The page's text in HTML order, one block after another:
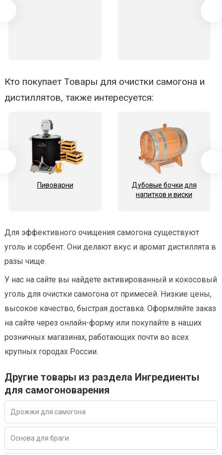
Кто покупает Товары для очистки самогона и
дистиллятов, также интересуется:
Пивоварни
Дубовые бочки для
напитков и виски
Для эффективного очищения самогона существуют
уголь и сорбент. Они делают вкус и аромат дистиллята в
разы чище.
У нас на сайте вы найдете активированный и кокосовый
уголь для очистки самогона от примесей. Низкие цены,
высокое качество, быстрая доставка. Оформляйте заказ
на сайте через онлайн-форму или покупайте в наших
розничных магазинах, работающих почти во всех
крупных городах России.
Другие товары из раздела Ингредиенты
для самогоноварения
Дрожжи для самогона
Основа для браги